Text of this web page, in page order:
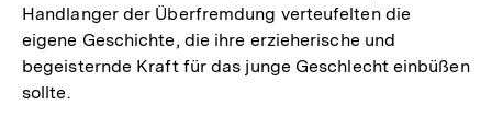
Handlanger der Überfremdung verteufelten die
eigene Geschichte, die ihre erzieherische und
begeisternde Kraft für das junge Geschlecht einbüßen
sollte.